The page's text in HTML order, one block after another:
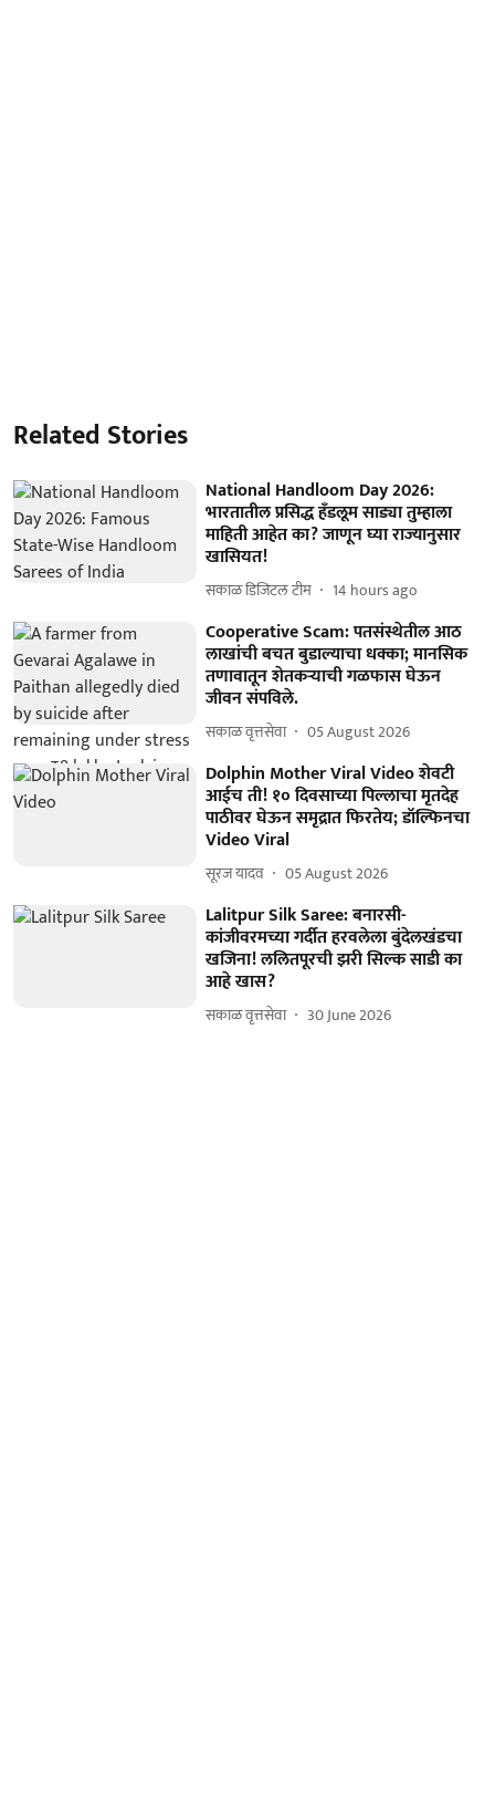
Related Stories
National Handloom Day 2026:
भारतातील प्रसिद्ध हँडलूम साड्या तुम्हाला
माहिती आहेत का? जाणून घ्या राज्यानुसार
खासियत!
सकाळ डिजिटल टीम 14 hours ago
Cooperative Scam: पतसंस्थेतील आठ
लाखांची बचत बुडाल्याचा धक्का; मानसिक
तणावातून शेतकऱ्याची गळफास घेऊन
जीवन संपविले.
सकाळ वृत्तसेवा 05 August 2026
Dolphin Mother Viral Video शेवटी
आईच ती! १० दिवसाच्या पिल्लाचा मृतदेह
पाठीवर घेऊन समृद्रात फिरतेय; डॉल्फिनचा
Video Viral
सूरज यादव 05 August 2026
Lalitpur Silk Saree: बनारसी-
कांजीवरमच्या गर्दीत हरवलेला बुंदेलखंडचा
खजिना! ललितपूरची झरी सिल्क साडी का
आहे खास?
सकाळ वृत्तसेवा 30 June 2026